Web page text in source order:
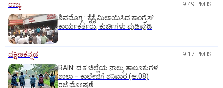
ರಾಜ್ಯ 9:49 PM IST
ಶಿವಮೊಗ್ಗ : ಕೈಕೈ ಮಿಲಾಯಿಸಿದ ಕಾಂಗ್ರೆಸ್
ಕಾರ್ಯಕರ್ತರು, ಕುರ್ಚಿಗಳು ಪುಡಿಪುಡಿ
ದಕ್ಷಿಣಕನ್ನಡ 9:17 PM IST
RAIN: ದ.ಕ ಜಿಲ್ಲೆಯ ನಾಲ್ಕು ತಾಲೂಕುಗಳ
ಶಾಲಾ – ಕಾಲೇಜಿಗೆ ಶನಿವಾರ (ಆ.08)
ರಜೆ ಘೋಷಣೆ